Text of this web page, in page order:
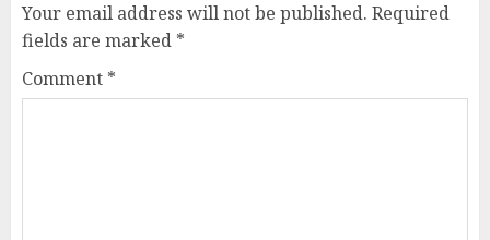
Your email address will not be published. Required
fields are marked *
Comment *